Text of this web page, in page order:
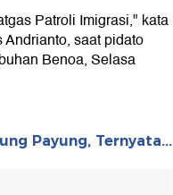
Patroli Imigrasi," kata
saat pidato
Benoa, Selasa
Payung, Ternyata...